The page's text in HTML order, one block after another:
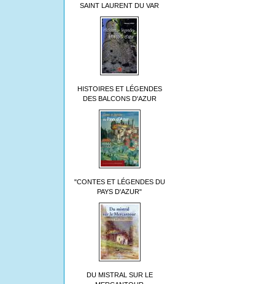
SAINT LAURENT DU VAR
HISTOIRES ET LÉGENDES
DES BALCONS D'AZUR
"CONTES ET LÉGENDES DU
PAYS D'AZUR"
DU MISTRAL SUR LE